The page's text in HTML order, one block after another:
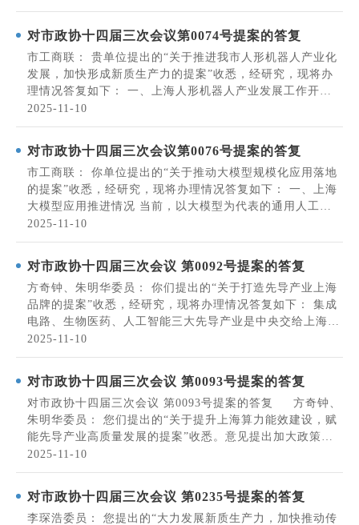
产业变革的战略性技术，同时也具有明显的“双刃剑”特征。
习近平总书记强调，要推动我国人工智能...
对市政协十四届三次会议第0074号提案的答复
市工商联： 贵单位提出的“关于推进我市人形机器人产业化
发展，加快形成新质生产力的提案”收悉，经研究，现将办
理情况答复如下： 一、上海人形机器人产业发展工作开展
情况 （一）培育人形机器人全产业链 硬件产品方面，推动
国地中心发布人形机器人开源公版机平台“青龙”。智元推出
远征、灵犀系列商用人形机器人，发货...
2025-11-10
对市政协十四届三次会议第0076号提案的答复
市工商联： 你单位提出的“关于推动大模型规模化应用落地
的提案”收悉，经研究，现将办理情况答复如下： 一、上海
大模型应用推进情况 当前，以大模型为代表的通用人工智
能加速发展，正与经济社会在更广范围、更深程度、更高水
平上实现融通创新，成为发展新质生产力的重要引擎。国务
院《政府工作报告》中指出，要持续推进...
2025-11-10
对市政协十四届三次会议 第0092号提案的答复
方奇钟、朱明华委员： 你们提出的“关于打造先导产业上海
品牌的提案”收悉，经研究，现将办理情况答复如下： 集成
电路、生物医药、人工智能三大先导产业是中央交给上海的
战略任务。您提出的上海先导产业前沿技术投入不够等五方
面的问题，以及强化技术创新投入保障等五方面针对性建
议，问题分析透彻、建议针对性强，对我...
2025-11-10
对市政协十四届三次会议 第0093号提案的答复
对市政协十四届三次会议 第0093号提案的答复 方奇钟、
朱明华委员： 您们提出的“关于提升上海算力能效建设，赋
能先导产业高质量发展的提案”收悉。意见提出加大政策扶
持力度、构建人才建设高地、推动行业创新开放等建议，我
委经深入研究，并参考市发展改革委的会办意见，现将办理
情况答复如下： 一、国家总体部署要...
2025-11-10
对市政协十四届三次会议 第0235号提案的答复
李琛浩委员： 您提出的“大力发展新质生产力，加快推动传